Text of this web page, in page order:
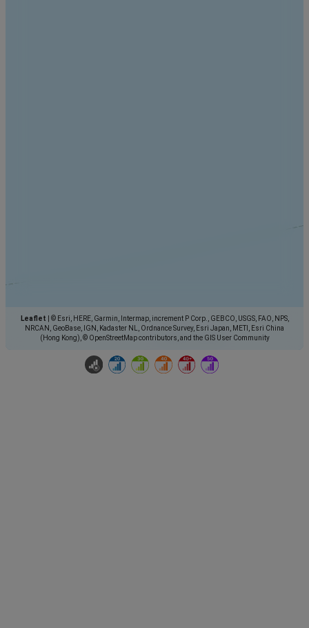
Leaflet
© Esri, HERE, Garmin, Intermap, increment P Corp., GEBCO, USGS, FAO, NPS,
NRCAN, GeoBase, IGN, Kadaster NL, Ordnance Survey, Esri Japan, METI, Esri China
(Hong Kong), © OpenStreetMap contributors, and the GIS User Community